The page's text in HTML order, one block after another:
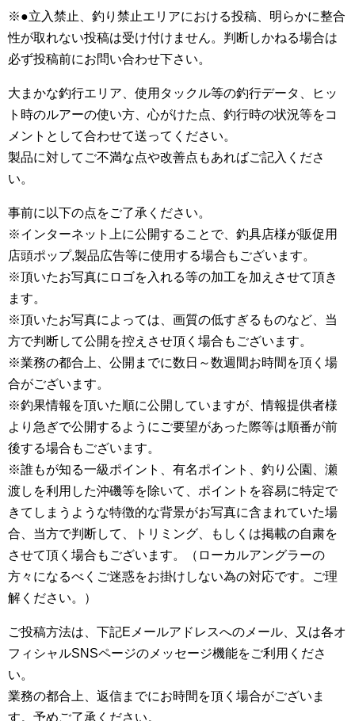
※●立入禁止、釣り禁止エリアにおける投稿、明らかに整合
性が取れない投稿は受け付けません。判断しかねる場合は
必ず投稿前にお問い合わせ下さい。
大まかな釣行エリア、使用タックル等の釣行データ、ヒッ
ト時のルアーの使い方、心がけた点、釣行時の状況等をコ
メントとして合わせて送ってください。
製品に対してご不満な点や改善点もあればご記入くださ
い。
事前に以下の点をご了承ください。
※インターネット上に公開することで、釣具店様が販促用
店頭ポップ,製品広告等に使用する場合もございます。
※頂いたお写真にロゴを入れる等の加工を加えさせて頂き
ます。
※頂いたお写真によっては、画質の低すぎるものなど、当
方で判断して公開を控えさせ頂く場合もございます。
※業務の都合上、公開までに数日～数週間お時間を頂く場
合がございます。
※釣果情報を頂いた順に公開していますが、情報提供者様
より急ぎで公開するようにご要望があった際等は順番が前
後する場合もございます。
※誰もが知る一級ポイント、有名ポイント、釣り公園、瀬
渡しを利用した沖磯等を除いて、ポイントを容易に特定で
きてしまうような特徴的な背景がお写真に含まれていた場
合、当方で判断して、トリミング、もしくは掲載の自粛を
させて頂く場合もございます。（ローカルアングラーの
方々になるべくご迷惑をお掛けしない為の対応です。ご理
解ください。）
ご投稿方法は、下記Eメールアドレスへのメール、又は各オ
フィシャルSNSページのメッセージ機能をご利用くださ
い。
業務の都合上、返信までにお時間を頂く場合がございま
す。予めご了承ください。